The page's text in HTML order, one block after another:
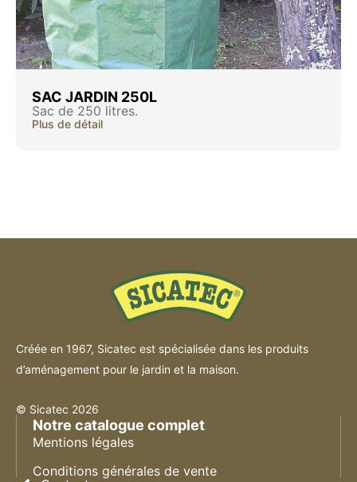
SAC JARDIN 250L
Sac de 250 litres.
Plus de détail
Créée en 1967, Sicatec est spécialisée dans les produits
d’aménagement pour le jardin et la maison.
© Sicatec 2026
Notre catalogue complet
Mentions légales
Conditions générales de vente